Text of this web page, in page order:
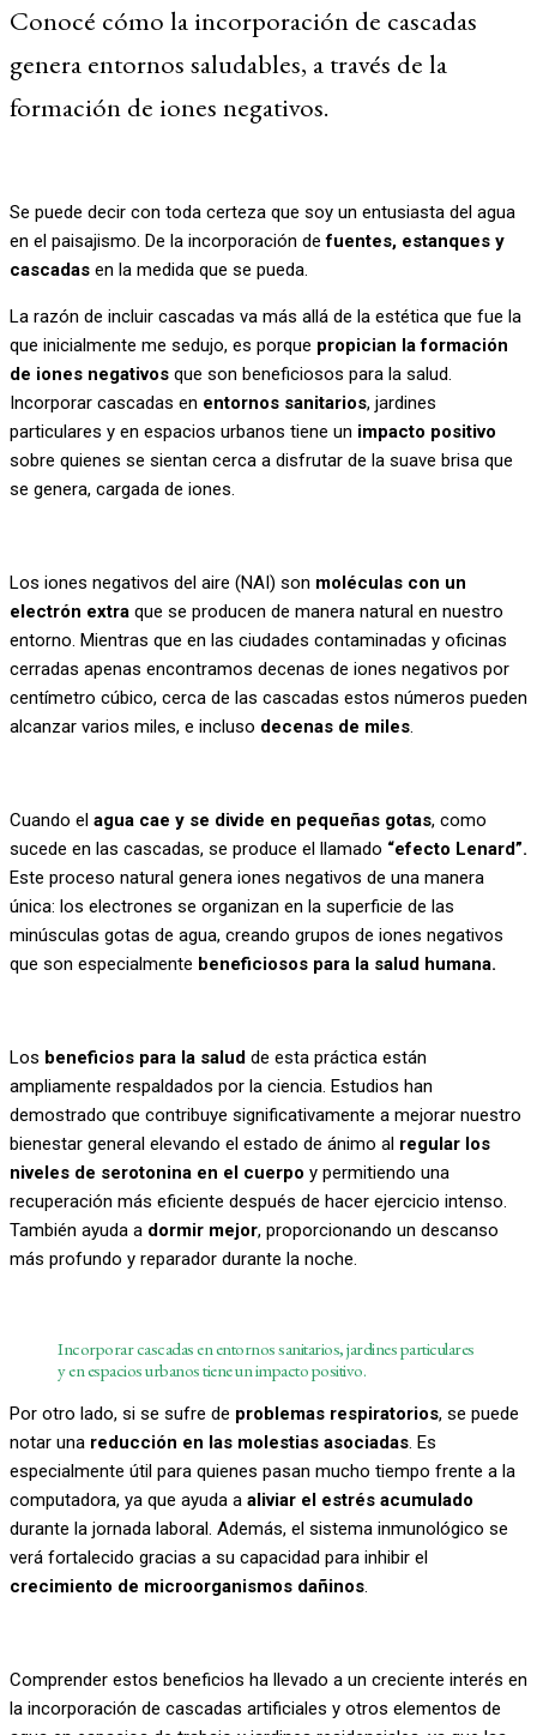
Conocé cómo la incorporación de cascadas
genera entornos saludables, a través de la
formación de iones negativos.
Se puede decir con toda certeza que soy un entusiasta del agua
en el paisajismo. De la incorporación defuentes, estanques y
cascadas en la medida que se pueda.
La razón de incluir cascadas va más allá de la estética que fue la
que inicialmente me sedujo, es porque propician la formación
de iones negativos que son beneficiosos para la salud.
Incorporar cascadas en entornos sanitarios, jardines
particulares y en espacios urbanos tiene un impacto positivo
sobre quienes se sientan cerca a disfrutar de la suave brisa que
se genera, cargada de iones.
Los iones negativos del aire (NAI) son moléculas con un
electrón extra que se producen de manera natural en nuestro
entorno. Mientras que en las ciudades contaminadas y oficinas
cerradas apenas encontramos decenas de iones negativos por
centímetro cúbico, cerca de las cascadas estos números pueden
alcanzar varios miles, e incluso decenas de miles.
Cuando el agua cae y se divide en pequeñas gotas, como
sucede en las cascadas, se produce el llamado “efecto Lenard”.
Este proceso natural genera iones negativos de una manera
única: los electrones se organizan en la superficie de las
minúsculas gotas de agua, creando grupos de iones negativos
que son especialmente beneficiosos para la salud humana.
Los beneficios para la salud de esta práctica están
ampliamente respaldados por la ciencia. Estudios han
demostrado que contribuye significativamente a mejorar nuestro
bienestar general elevando el estado de ánimo al regular los
niveles de serotonina en el cuerpo y permitiendo una
recuperación más eficiente después de hacer ejercicio intenso.
También ayuda a dormir mejor, proporcionando un descanso
más profundo y reparador durante la noche.
Incorporar cascadas en entornos sanitarios, jardines particulares
y en espacios urbanos tiene un impacto positivo.
Por otro lado, si se sufre de problemas respiratorios, se puede
notar una reducción en las molestias asociadas. Es
especialmente útil para quienes pasan mucho tiempo frente a la
computadora, ya que ayuda a aliviar el estrés acumulado
durante la jornada laboral. Además, el sistema inmunológico se
verá fortalecido gracias a su capacidad para inhibir el
crecimiento de microorganismos dañinos.
Comprender estos beneficios ha llevado a un creciente interés en
la incorporación de cascadas artificiales y otros elementos de